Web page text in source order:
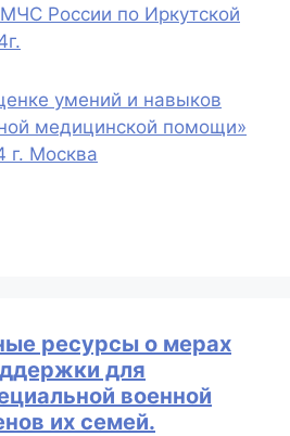
России по Иркутской
умений и навыков
медицинской помощи»
г. Москва
ресурсы о мерах
для
военной
их семей.